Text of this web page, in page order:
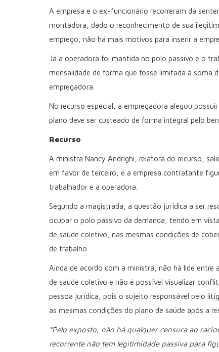
A empresa e o ex-funcionário recorreram da
montadora, dado o reconhecimento de sua
emprego, não há mais motivos para inserir a
Já a operadora foi mantida no polo passivo e o
mensalidade de forma que fosse limitada à soma
empregadora.
No recurso especial, a empregadora alegou
plano deve ser custeado de forma integral pelo
Recurso
A ministra Nancy Andrighi, relatora do recurso,
em favor de terceiro, e a empresa contratante
trabalhador e a operadora.
Segundo a magistrada, a questão jurídica a ser
ocupar o polo passivo da demanda, tendo em
de saúde coletivo, nas mesmas condições de
de trabalho.
Ainda de acordo com a ministra, não há lide
de saúde coletivo e não é possível visualizar
pessoa jurídica, pois o sujeito responsável pelo
as mesmas condições do plano de saúde após a
“Pelo exposto, não há qualquer censura ao
recorrente não tem legitimidade passiva para